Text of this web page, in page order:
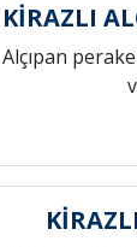
KİRAZLI
Alçıpan